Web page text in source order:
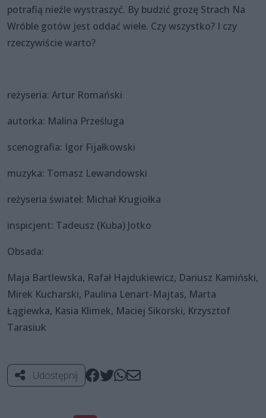
potrafią nieźle wystraszyć. By budzić grozę Strach Na
Wróble gotów jest oddać wiele. Czy wszystko? I czy
rzeczywiście warto?
reżyseria: Artur Romański
autorka: Malina Prześluga
scenografia: Igor Fijałkowski
muzyka: Tomasz Lewandowski
reżyseria świateł: Michał Krugiołka
inspicjent: Tadeusz (Kuba) Jotko
Obsada:
Maja Bartlewska, Rafał Hajdukiewicz, Dariusz Kamiński,
Mirek Kucharski, Paulina Lenart-Majtas, Marta
Łągiewka, Kasia Klimek, Maciej Sikorski, Krzysztof
Tarasiuk
Udostępnij